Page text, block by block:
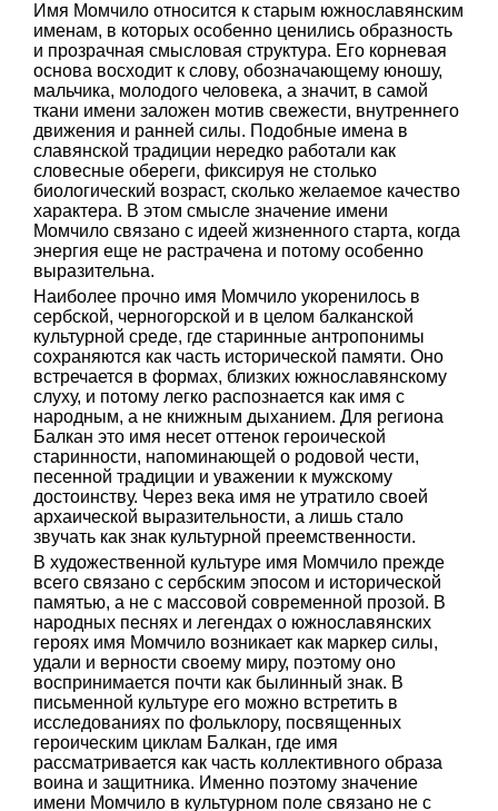
Имя Момчило относится к старым южнославянским
именам, в которых особенно ценились образность
и прозрачная смысловая структура. Его корневая
основа восходит к слову, обозначающему юношу,
мальчика, молодого человека, а значит, в самой
ткани имени заложен мотив свежести, внутреннего
движения и ранней силы. Подобные имена в
славянской традиции нередко работали как
словесные обереги, фиксируя не столько
биологический возраст, сколько желаемое качество
характера. В этом смысле значение имени
Момчило связано с идеей жизненного старта, когда
энергия еще не растрачена и потому особенно
выразительна.
Наиболее прочно имя Момчило укоренилось в
сербской, черногорской и в целом балканской
культурной среде, где старинные антропонимы
сохраняются как часть исторической памяти. Оно
встречается в формах, близких южнославянскому
слуху, и потому легко распознается как имя с
народным, а не книжным дыханием. Для региона
Балкан это имя несет оттенок героической
старинности, напоминающей о родовой чести,
песенной традиции и уважении к мужскому
достоинству. Через века имя не утратило своей
архаической выразительности, а лишь стало
звучать как знак культурной преемственности.
В художественной культуре имя Момчило прежде
всего связано с сербским эпосом и исторической
памятью, а не с массовой современной прозой. В
народных песнях и легендах о южнославянских
героях имя Момчило возникает как маркер силы,
удали и верности своему миру, поэтому оно
воспринимается почти как былинный знак. В
письменной культуре его можно встретить в
исследованиях по фольклору, посвященных
героическим циклам Балкан, где имя
рассматривается как часть коллективного образа
воина и защитника. Именно поэтому значение
имени Момчило в культурном поле связано не с